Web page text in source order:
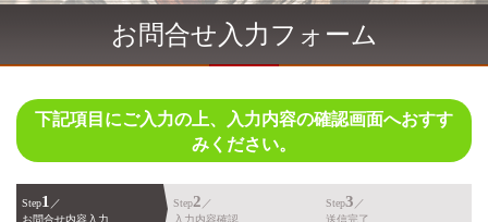
お問合せ入力フォーム
下記項目にご入力の上、入力内容の確認画面へおすす
みください。
Step1 ／
お問合せ内容入力
Step2 ／
入力内容確認
Step3 ／
送信完了